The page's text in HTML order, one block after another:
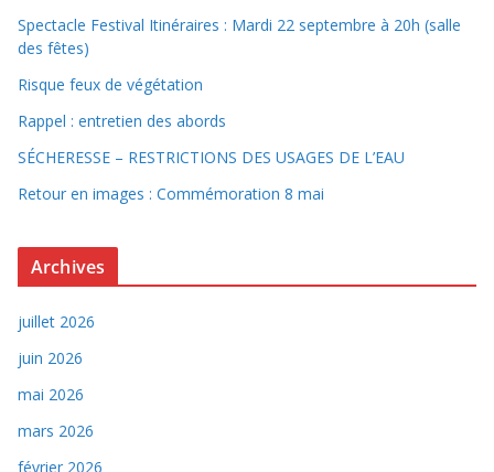
Spectacle Festival Itinéraires : Mardi 22 septembre à 20h (salle
des fêtes)
Risque feux de végétation
Rappel : entretien des abords
SÉCHERESSE – RESTRICTIONS DES USAGES DE L’EAU
Retour en images : Commémoration 8 mai
Archives
juillet 2026
juin 2026
mai 2026
mars 2026
février 2026